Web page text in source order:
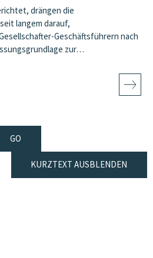
drängen die
langem darauf,
Geschäftsführern nach
zur…
KURZTEXT AUSBLENDEN